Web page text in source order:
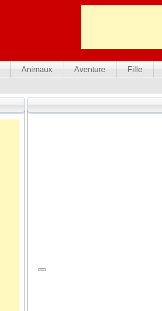
Animaux Aventure Fille